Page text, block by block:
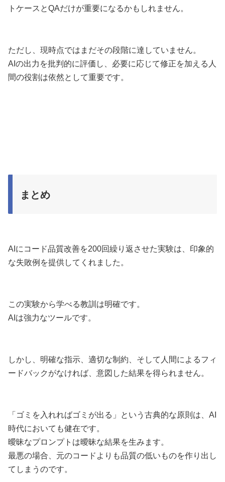
トケースとQAだけが重要になるかもしれません。
ただし、現時点ではまだその段階に達していません。
AIの出力を批判的に評価し、必要に応じて修正を加える人
間の役割は依然として重要です。
まとめ
AIにコード品質改善を200回繰り返させた実験は、印象的
な失敗例を提供してくれました。
この実験から学べる教訓は明確です。
AIは強力なツールです。
しかし、明確な指示、適切な制約、そして人間によるフィ
ードバックがなければ、意図した結果を得られません。
「ゴミを入れればゴミが出る」という古典的な原則は、AI
時代においても健在です。
曖昧なプロンプトは曖昧な結果を生みます。
最悪の場合、元のコードよりも品質の低いものを作り出し
てしまうのです。